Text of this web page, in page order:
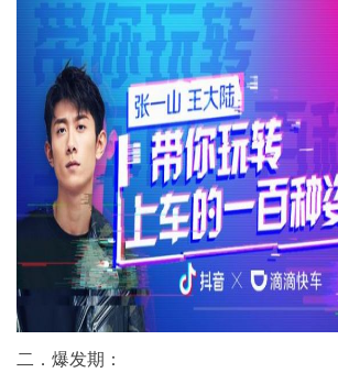
二．爆发期：